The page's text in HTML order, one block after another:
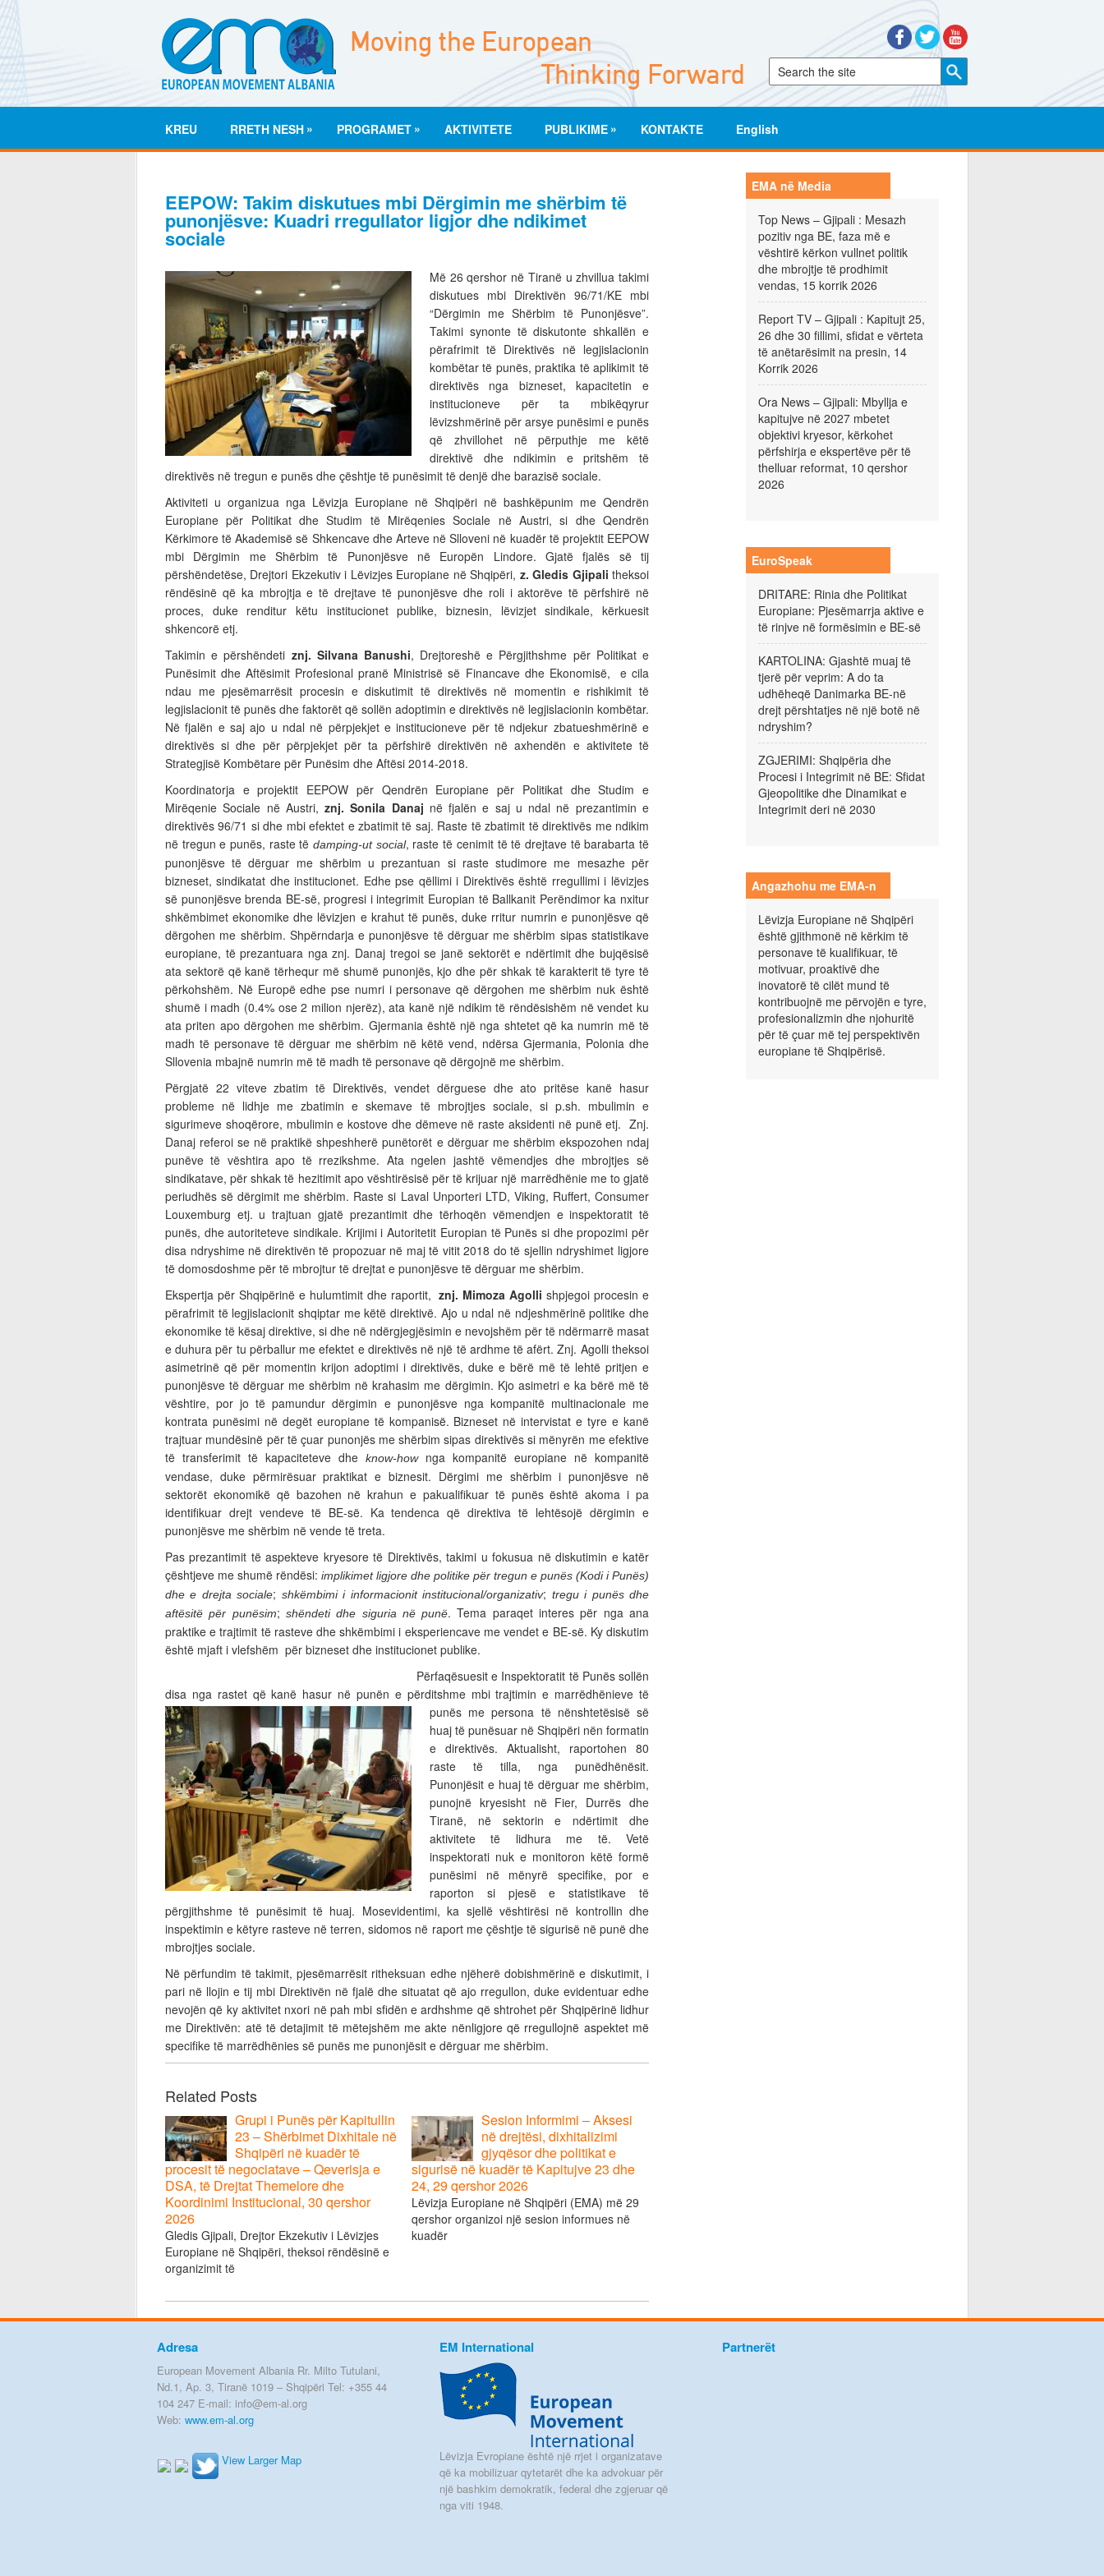
KREU RRETH NESH » PROGRAMET » AKTIVITETE PUBLIKIME » KONTAKTE English
EEPOW: Takim diskutues mbi Dërgimin me shërbim të
punonjësve: Kuadri rregullator ligjor dhe ndikimet
sociale
Më 26 qershor në Tiranë u zhvillua takimi
diskutues mbi Direktivën 96/71/KE mbi
“Dërgimin me Shërbim të Punonjësve”.
Takimi synonte të diskutonte shkallën e
përafrimit të Direktivës në legjislacionin
kombëtar të punës, praktika të aplikimit të
direktivës nga bizneset, kapacitetin e
institucioneve për ta mbikëqyrur
lëvizshmërinë për arsye punësimi e punës
që zhvillohet në përputhje me këtë
direktivë dhe ndikimin e pritshëm të
direktivës në tregun e punës dhe çështje të punësimit të denjë dhe barazisë sociale.
Aktiviteti u organizua nga Lëvizja Europiane në Shqipëri në bashkëpunim me Qendrën
Europiane për Politikat dhe Studim të Mirëqenies Sociale në Austri, si dhe Qendrën
Kërkimore të Akademisë së Shkencave dhe Arteve në Slloveni në kuadër të projektit EEPOW
mbi Dërgimin me Shërbim të Punonjësve në Europën Lindore. Gjatë fjalës së tij
përshëndetëse, Drejtori Ekzekutiv i Lëvizjes Europiane në Shqipëri, z. Gledis Gjipali theksoi
rëndësinë që ka mbrojtja e të drejtave të punonjësve dhe roli i aktorëve të përfshirë në
proces, duke renditur këtu institucionet publike, biznesin, lëvizjet sindikale, kërkuesit
shkencorë etj.
Takimin e përshëndeti znj. Silvana Banushi, Drejtoreshë e Përgjithshme për Politikat e
Punësimit dhe Aftësimit Profesional pranë Ministrisë së Financave dhe Ekonomisë, e cila
ndau me pjesëmarrësit procesin e diskutimit të direktivës në momentin e rishikimit të
legjislacionit të punës dhe faktorët që sollën adoptimin e direktivës në legjislacionin kombëtar.
Në fjalën e saj ajo u ndal në përpjekjet e institucioneve për të ndjekur zbatueshmërinë e
direktivës si dhe për përpjekjet për ta përfshirë direktivën në axhendën e aktivitete të
Strategjisë Kombëtare për Punësim dhe Aftësi 2014-2018.
Koordinatorja e projektit EEPOW për Qendrën Europiane për Politikat dhe Studim e
Mirëqenie Sociale në Austri,znj. Sonila Danaj në fjalën e saj u ndal në prezantimin e
direktivës 96/71 si dhe mbi efektet e zbatimit të saj. Raste të zbatimit të direktivës me ndikim
në tregun e punës, raste tëdamping-ut social, raste të cenimit të të drejtave të barabarta të
punonjësve të dërguar me shërbim u prezantuan si raste studimore me mesazhe për
bizneset, sindikatat dhe institucionet. Edhe pse qëllimi i Direktivës është rregullimi i lëvizjes
së punonjësve brenda BE-së, progresi i integrimit Europian të Ballkanit Perëndimor ka nxitur
shkëmbimet ekonomike dhe lëvizjen e krahut të punës, duke rritur numrin e punonjësve që
dërgohen me shërbim. Shpërndarja e punonjësve të dërguar me shërbim sipas statistikave
europiane, të prezantuara nga znj. Danaj tregoi se janë sektorët e ndërtimit dhe bujqësisë
ata sektorë që kanë tërhequr më shumë punonjës, kjo dhe për shkak të karakterit të tyre të
përkohshëm. Në Europë edhe pse numri i personave që dërgohen me shërbim nuk është
shumë i madh (0.4% ose 2 milion njerëz), ata kanë një ndikim të rëndësishëm në vendet ku
ata priten apo dërgohen me shërbim. Gjermania është një nga shtetet që ka numrin më të
madh të personave të dërguar me shërbim në këtë vend, ndërsa Gjermania, Polonia dhe
Sllovenia mbajnë numrin më të madh të personave që dërgojnë me shërbim.
Përgjatë 22 viteve zbatim të Direktivës, vendet dërguese dhe ato pritëse kanë hasur
probleme në lidhje me zbatimin e skemave të mbrojtjes sociale, si p.sh. mbulimin e
sigurimeve shoqërore, mbulimin e kostove dhe dëmeve në raste aksidenti në punë etj. Znj.
Danaj referoi se në praktikë shpeshherë punëtorët e dërguar me shërbim ekspozohen ndaj
punëve të vështira apo të rrezikshme. Ata ngelen jashtë vëmendjes dhe mbrojtjes së
sindikatave, për shkak të hezitimit apo vështirësisë për të krijuar një marrëdhënie me to gjatë
periudhës së dërgimit me shërbim. Raste si Laval Unporteri LTD, Viking, Ruffert, Consumer
Louxemburg etj. u trajtuan gjatë prezantimit dhe tërhoqën vëmendjen e inspektoratit të
punës, dhe autoriteteve sindikale. Krijimi i Autoritetit Europian të Punës si dhe propozimi për
disa ndryshime në direktivën të propozuar në maj të vitit 2018 do të sjellin ndryshimet ligjore
të domosdoshme për të mbrojtur të drejtat e punonjësve të dërguar me shërbim.
Ekspertja për Shqipërinë e hulumtimit dhe raportit,znj. Mimoza Agolli shpjegoi procesin e
përafrimit të legjislacionit shqiptar me këtë direktivë. Ajo u ndal në ndjeshmërinë politike dhe
ekonomike të kësaj direktive, si dhe në ndërgjegjësimin e nevojshëm për të ndërmarrë masat
e duhura për tu përballur me efektet e direktivës në një të ardhme të afërt. Znj. Agolli theksoi
asimetrinë që për momentin krijon adoptimi i direktivës, duke e bërë më të lehtë pritjen e
punonjësve të dërguar me shërbim në krahasim me dërgimin. Kjo asimetri e ka bërë më të
vështire, por jo të pamundur dërgimin e punonjësve nga kompanitë multinacionale me
kontrata punësimi në degët europiane të kompanisë. Bizneset në intervistat e tyre e kanë
trajtuar mundësinë për të çuar punonjës me shërbim sipas direktivës si mënyrën me efektive
të transferimit të kapaciteteve dhe know-how nga kompanitë europiane në kompanitë
vendase, duke përmirësuar praktikat e biznesit. Dërgimi me shërbim i punonjësve në
sektorët ekonomikë që bazohen në krahun e pakualifikuar të punës është akoma i pa
identifikuar drejt vendeve të BE-së. Ka tendenca që direktiva të lehtësojë dërgimin e
punonjësve me shërbim në vende të treta.
Pas prezantimit të aspekteve kryesore të Direktivës, takimi u fokusua në diskutimin e katër
çështjeve me shumë rëndësi: implikimet ligjore dhe politike për tregun e punës (Kodi i Punës)
dhe e drejta sociale; shkëmbimi i informacionit institucional/organizativ; tregu i punës dhe
aftësitë për punësim; shëndeti dhe siguria në punë. Tema paraqet interes për nga ana
praktike e trajtimit të rasteve dhe shkëmbimi i eksperiencave me vendet e BE-së. Ky diskutim
është mjaft i vlefshëm për bizneset dhe institucionet publike.
Përfaqësuesit e Inspektoratit të Punës sollën
disa nga rastet që kanë hasur në punën e përditshme mbi trajtimin e marrëdhënieve të
punës me persona të nënshtetësisë së
huaj të punësuar në Shqipëri nën formatin
e direktivës. Aktualisht, raportohen 80
raste të tilla, nga punëdhënësit.
Punonjësit e huaj të dërguar me shërbim,
punojnë kryesisht në Fier, Durrës dhe
Tiranë, në sektorin e ndërtimit dhe
aktivitete të lidhura me të. Vetë
inspektorati nuk e monitoron këtë formë
punësimi në mënyrë specifike, por e
raporton si pjesë e statistikave të
përgjithshme të punësimit të huaj. Mosevidentimi, ka sjellë vështirësi në kontrollin dhe
inspektimin e këtyre rasteve në terren, sidomos në raport me çështje të sigurisë në punë dhe
mbrojtjes sociale.
Në përfundim të takimit, pjesëmarrësit ritheksuan edhe njëherë dobishmërinë e diskutimit, i
pari në llojin e tij mbi Direktivën në fjalë dhe situatat që ajo rregullon, duke evidentuar edhe
nevojën që ky aktivitet nxori në pah mbi sfidën e ardhshme që shtrohet për Shqipërinë lidhur
me Direktivën: atë të detajimit të mëtejshëm me akte nënligjore që rregullojnë aspektet më
specifike të marrëdhënies së punës me punonjësit e dërguar me shërbim.
Related Posts
Grupi i Punës për Kapitullin
23 – Shërbimet Dixhitale në
Shqipëri në kuadër të
procesit të negociatave – Qeverisja e
DSA, të Drejtat Themelore dhe
Koordinimi Institucional, 30 qershor
2026
Gledis Gjipali, Drejtor Ekzekutiv i Lëvizjes
Europiane në Shqipëri, theksoi rëndësinë e
organizimit të
Sesion Informimi – Aksesi
në drejtësi, dixhitalizimi
gjyqësor dhe politikat e
sigurisë në kuadër të Kapitujve 23 dhe
24, 29 qershor 2026
Lëvizja Europiane në Shqipëri (EMA) më 29
qershor organizoi një sesion informues në
kuadër
EMA në Media
Top News – Gjipali : Mesazh
pozitiv nga BE, faza më e
vështirë kërkon vullnet politik
dhe mbrojtje të prodhimit
vendas, 15 korrik 2026
Report TV – Gjipali : Kapitujt 25,
26 dhe 30 fillimi, sfidat e vërteta
të anëtarësimit na presin, 14
Korrik 2026
Ora News – Gjipali: Mbyllja e
kapitujve në 2027 mbetet
objektivi kryesor, kërkohet
përfshirja e ekspertëve për të
thelluar reformat, 10 qershor
2026
EuroSpeak
DRITARE: Rinia dhe Politikat
Europiane: Pjesëmarrja aktive e
të rinjve në formësimin e BE-së
KARTOLINA: Gjashtë muaj të
tjerë për veprim: A do ta
udhëheqë Danimarka BE-në
drejt përshtatjes në një botë në
ndryshim?
ZGJERIMI: Shqipëria dhe
Procesi i Integrimit në BE: Sfidat
Gjeopolitike dhe Dinamikat e
Integrimit deri në 2030
Angazhohu me EMA-n
Lëvizja Europiane në Shqipëri
është gjithmonë në kërkim të
personave të kualifikuar, të
motivuar, proaktivë dhe
inovatorë të cilët mund të
kontribuojnë me përvojën e tyre,
profesionalizmin dhe njohuritë
për të çuar më tej perspektivën
europiane të Shqipërisë.
Adresa
European Movement Albania Rr. Milto Tutulani,
Nd.1, Ap. 3, Tiranë 1019 – Shqipëri Tel: +355 44
104 247 E-mail: info@em-al.org
Web: www.em-al.org
View Larger Map
EM International
Lëvizja Evropiane është një rrjet i organizatave
që ka mobilizuar qytetarët dhe ka advokuar për
një bashkim demokratik, federal dhe zgjeruar që
nga viti 1948.
Partnerët